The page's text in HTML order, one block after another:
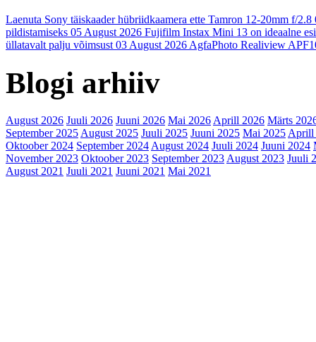
Laenuta Sony täiskaader hübriidkaamera ette Tamron 12-20mm f/2.8
pildistamiseks 05 August 2026 Fujifilm Instax Mini 13 on ideaalne
üllatavalt palju võimsust 03 August 2026 AgfaPhoto Realiview
Blogi arhiiv
August 2026 Juuli 2026 Juuni 2026 Mai 2026 Aprill 2026 Märts
September 2025 August 2025 Juuli 2025 Juuni 2025 Mai 2025 Aprill
Oktoober 2024 September 2024 August 2024 Juuli 2024 Juuni 2024
November 2023 Oktoober 2023 September 2023 August 2023 Juuli
August 2021 Juuli 2021 Juuni 2021 Mai 2021